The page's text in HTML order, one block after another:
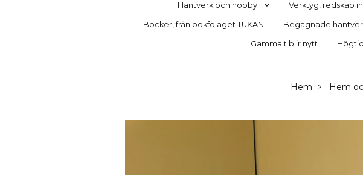
Hantverk och hobby Verktyg, redskap
Böcker, från bokfölaget TUKAN Begagnade
Gammalt blir nytt
Hem Hem